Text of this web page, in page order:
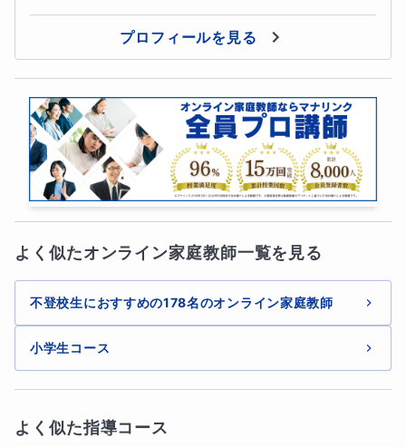
プロフィールを見る
よく似たオンライン家庭教師一覧を見る
不登校生におすすめの178名のオンライン家庭教師
小学生コース
よく似た指導コース